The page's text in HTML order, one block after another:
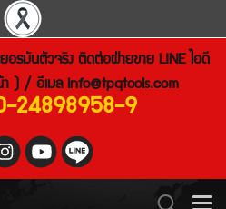
ยอรมันตัวจริง ติดต่อฝ่ายขาย LINE ไอดี
า ) / อีเมล info@tpqtools.com
24898958-9